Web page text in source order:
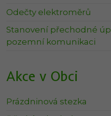
Odečty elektroměrů
Stanovení přechodné
pozemní komunikaci
Akce v Obci
Prázdninová stezka